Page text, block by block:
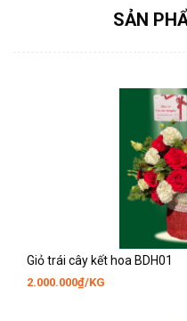
SẢN
Giỏ trái cây kết hoa BDH01
2.000.000₫/KG